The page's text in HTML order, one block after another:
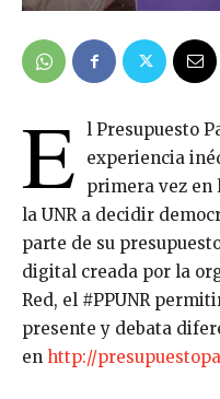
E l Presupuesto
experiencia
primera vez en
la UNR a decidir
parte de su
digital creada por la
Red, el #PPUNR
presente y debata
en http://